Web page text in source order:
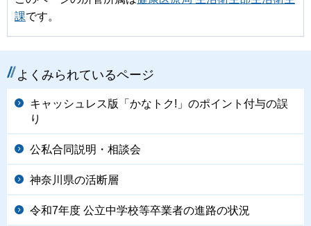
課です。
よくみられているページ
キャッシュレス版「かなトク!」のポイント付与の誤
り
公私合同説明・相談会
神奈川県の活断層
令和7年度 公立中学校等卒業者の進路の状況